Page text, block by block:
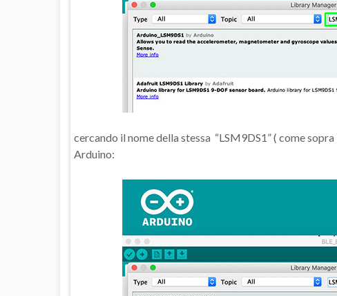
cercando il nome della stessa “LSM9DS1” ( come
Arduino: